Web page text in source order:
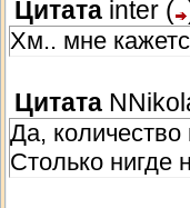
Цитата inter (
Хм.. мне
Цитата
Да, количество
Столько нигде